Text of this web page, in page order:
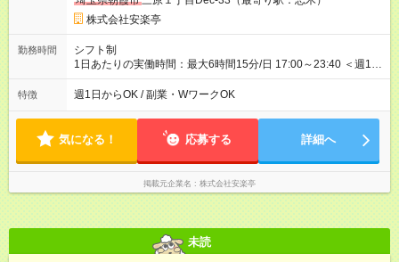
株式会社安楽亭
勤務時間
シフト制
1日あたりの実働時間：最大6時間15分/日 17:00～23:40 ＜週1日
～/短時間OK！＞ ※18歳未満・高校生は21:30までの勤務 ・シフ
トは自己申告制だから私生活優先でOK◎ ・週1日もあれば週5日
して短時間」など希望に合わせて働けます！
特徴 週1日からOK / 副業・WワークOK
気になる！ 応募する 詳細へ
掲載元企業名 株式会社安楽亭
未読